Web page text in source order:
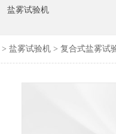
盐雾试验机
> 盐雾试验机 > 复合式盐雾试